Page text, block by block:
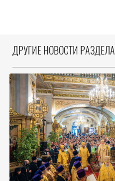
ДРУГИЕ НОВОСТИ РАЗДЕЛА